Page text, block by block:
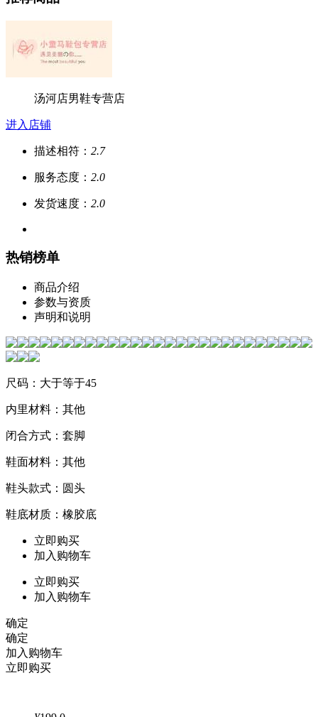
汤河店男鞋专营店
进入店铺
描述相符： 2.7
服务态度： 2.0
发货速度： 2.0
热销榜单
商品介绍
参数与资质
声明和说明
尺码：大于等于45
内里材料：其他
闭合方式：套脚
鞋面材料：其他
鞋头款式：圆头
鞋底材质：橡胶底
立即购买
加入购物车
立即购买
加入购物车
确定
确定
加入购物车
立即购买